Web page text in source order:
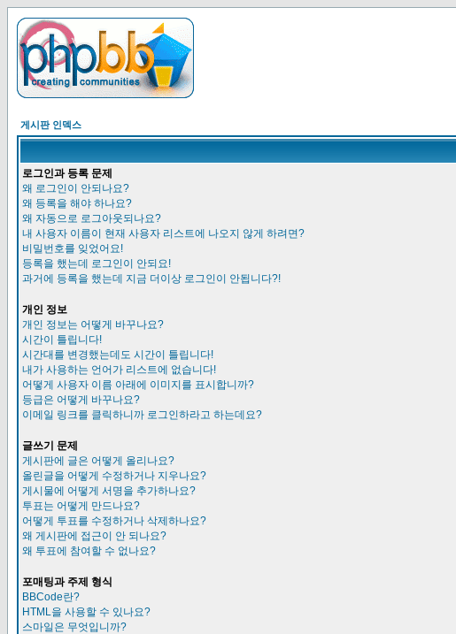
게시판 인덱스
로그인과 등록 문제
왜 로그인이 안되나요?
왜 등록을 해야 하나요?
왜 자동으로 로그아웃되나요?
내 사용자 이름이 현재 사용자 리스트에 나오지 않게 하려면?
비밀번호를 잊었어요!
등록을 했는데 로그인이 안되요!
과거에 등록을 했는데 지금 더이상 로그인이 안됩니다?!
개인 정보
개인 정보는 어떻게 바꾸나요?
시간이 틀립니다!
시간대를 변경했는데도 시간이 틀립니다!
내가 사용하는 언어가 리스트에 없습니다!
어떻게 사용자 이름 아래에 이미지를 표시합니까?
등급은 어떻게 바꾸나요?
이메일 링크를 클릭하니까 로그인하라고 하는데요?
글쓰기 문제
게시판에 글은 어떻게 올리나요?
올린글을 어떻게 수정하거나 지우나요?
게시물에 어떻게 서명을 추가하나요?
투표는 어떻게 만드나요?
어떻게 투표를 수정하거나 삭제하나요?
왜 게시판에 접근이 안 되나요?
왜 투표에 참여할 수 없나요?
포매팅과 주제 형식
BBCode란?
HTML을 사용할 수 있나요?
스마일은 무엇입니까?